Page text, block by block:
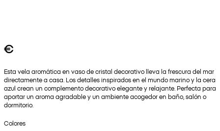
€
Esta vela aromática en vaso de cristal decorativo lleva la frescura del mar
directamente a casa. Los detalles inspirados en el mundo marino y la cera
azul crean un complemento decorativo elegante y relajante. Perfecta para
aportar un aroma agradable y un ambiente acogedor en baño, salón o
dormitorio.
Colores